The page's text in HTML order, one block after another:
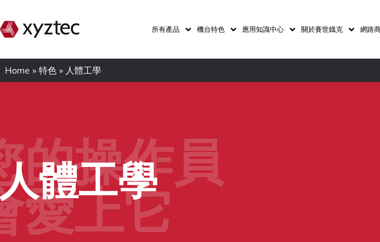
所有產品 機台特色 應用知識中心 關於賽世鐡克 網路
Home » 特色 » 人體工學
體工學
的操作員
愛上它